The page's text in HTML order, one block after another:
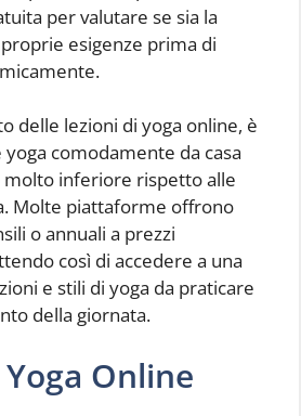
per valutare se sia la
esigenze prima di
delle lezioni di yoga online, è
comodamente da casa
molto inferiore rispetto alle
Molte piattaforme offrono
o annuali a prezzi
così di accedere a una
e stili di yoga da praticare
della giornata.
Online